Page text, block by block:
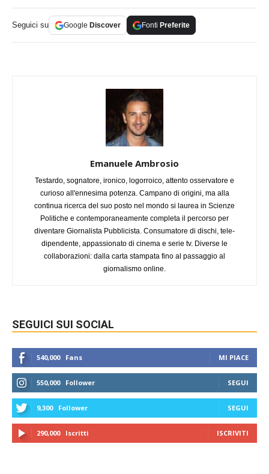
Seguici su Google Discover Fonti Preferite
Emanuele Ambrosio
Testardo, sognatore, ironico, logorroico, attento osservatore e
curioso all'ennesima potenza. Campano di origini, ma alla
continua ricerca del suo posto nel mondo si laurea in Scienze
Politiche e contemporaneamente completa il percorso per
diventare Giornalista Pubblicista. Consumatore di dischi, tele-
dipendente, appassionato di cinema e serie tv. Diverse le
collaborazioni: dalla carta stampata fino al passaggio al
giornalismo online.
SEGUICI SUI SOCIAL
540,000 Fans MI PIACE
550,000 Follower SEGUI
9,300 Follower SEGUI
290,000 Iscritti ISCRIVITI